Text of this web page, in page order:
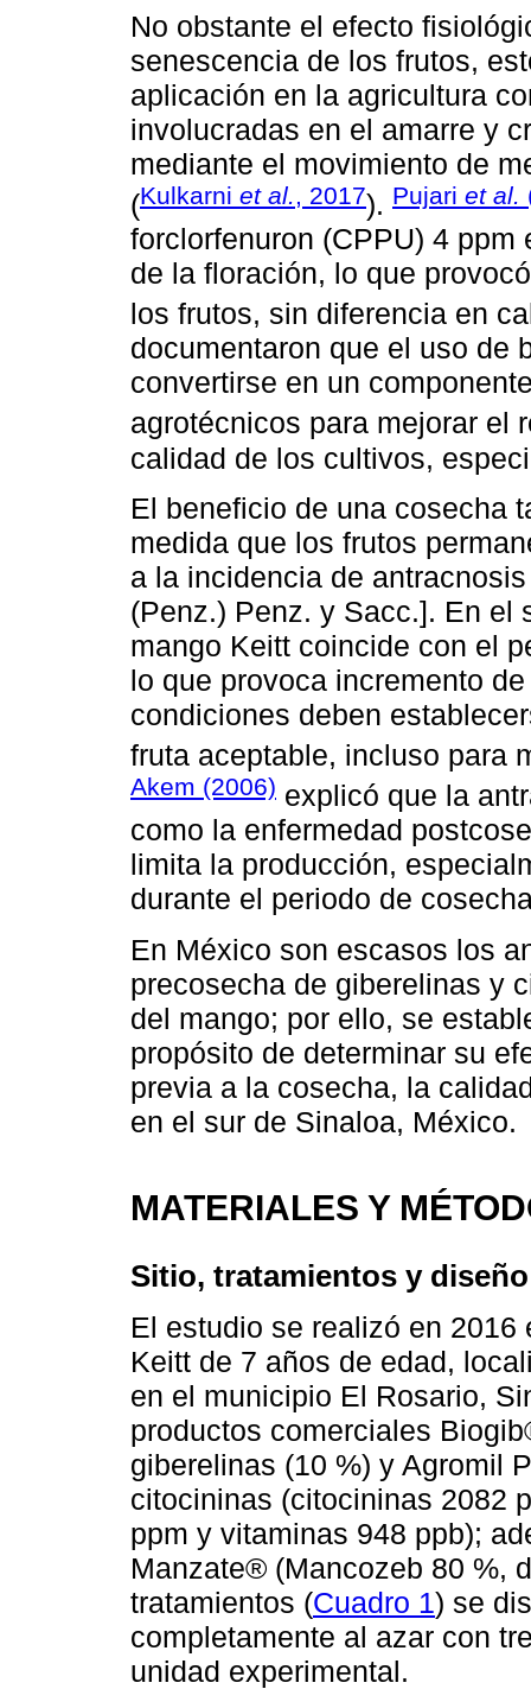
No obstante el efecto
senescencia de los frutos,
aplicación en la agricultura
involucradas en el amarre y
mediante el movimiento de
(Kulkarni et al. , 2017). Pujari et al.
forclorfenuron (CPPU) 4
de la floración, lo que
los frutos, sin diferencia en
documentaron que el uso de
convertirse en un
agrotécnicos para mejorar el
calidad de los cultivos,
El beneficio de una cosecha
medida que los frutos
a la incidencia de
(Penz.) Penz. y Sacc.]. En el
mango Keitt coincide con el
lo que provoca incremento
condiciones deben
fruta aceptable, incluso para
Akem (2006) explicó que la
como la enfermedad
limita la producción,
durante el periodo de
En México son escasos los
precosecha de giberelinas y
del mango; por ello, se
propósito de determinar su
previa a la cosecha, la
en el sur de Sinaloa, México.
MATERIALES Y
Sitio, tratamientos y
El estudio se realizó en
Keitt de 7 años de edad,
en el municipio El Rosario,
productos comerciales
giberelinas (10 %) y Agromil
citocininas (citocininas 2082
ppm y vitaminas 948 ppb);
Manzate® (Mancozeb 80 %,
tratamientos (Cuadro 1) se
completamente al azar con
unidad experimental.